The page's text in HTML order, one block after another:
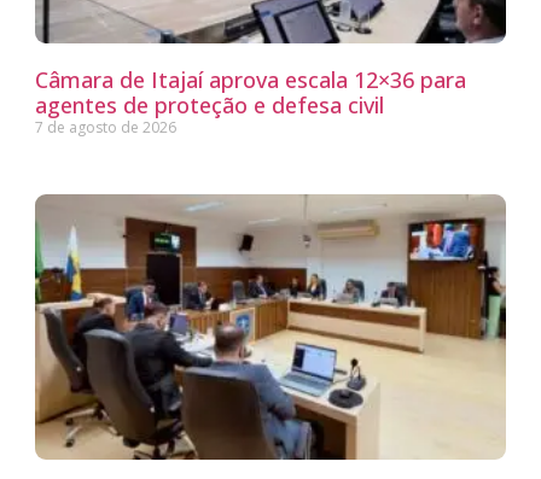
Câmara de Itajaí aprova escala 12×36 para
agentes de proteção e defesa civil
7 de agosto de 2026